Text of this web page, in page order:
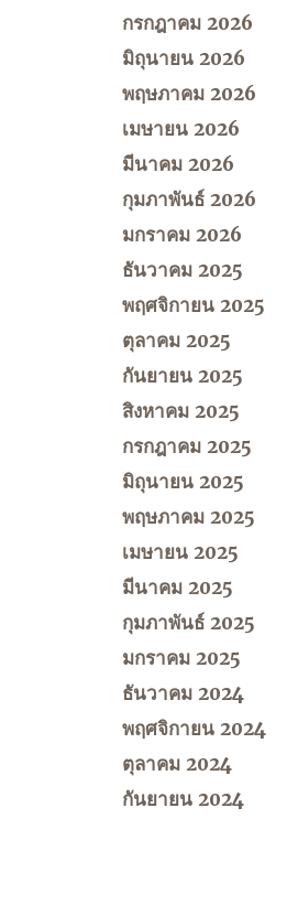
กรกฎาคม 2026
มิถุนายน 2026
พฤษภาคม 2026
เมษายน 2026
มีนาคม 2026
กุมภาพันธ์ 2026
มกราคม 2026
ธันวาคม 2025
พฤศจิกายน 2025
ตุลาคม 2025
กันยายน 2025
สิงหาคม 2025
กรกฎาคม 2025
มิถุนายน 2025
พฤษภาคม 2025
เมษายน 2025
มีนาคม 2025
กุมภาพันธ์ 2025
มกราคม 2025
ธันวาคม 2024
พฤศจิกายน 2024
ตุลาคม 2024
กันยายน 2024